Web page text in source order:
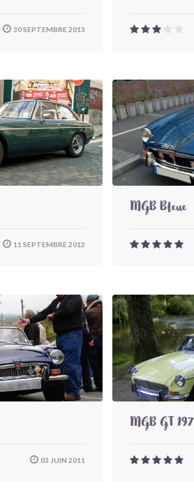
30 SEPTEMBRE 2013
11 SEPTEMBRE 2012
MGB Bleue
03 JUIN 2011
MGB GT